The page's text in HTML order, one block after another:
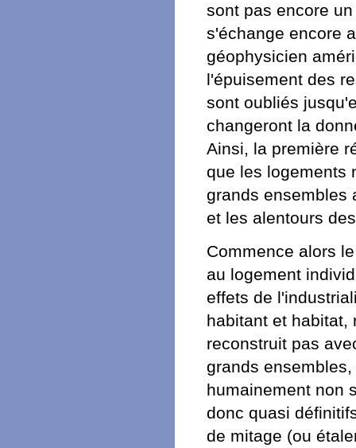
sont pas encore
s'échange encore
géophysicien
l'épuisement des
sont oubliés
changeront la
Ainsi, la première
que les logements
grands ensembles
et les alentours
Commence alors
au logement
effets de
habitant et habitat,
reconstruit pas
grands
humainement non
donc quasi
de mitage (ou